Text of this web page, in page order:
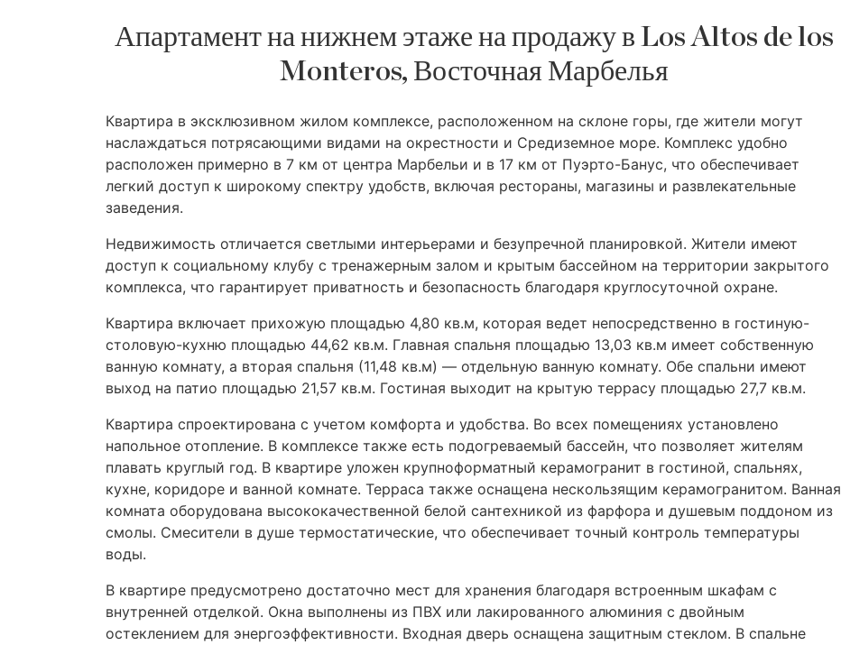
Апартамент на нижнем этаже на продажу в Los Altos de los
Monteros, Восточная Марбелья
Квартира в эксклюзивном жилом комплексе, расположенном на склоне горы, где жители могут
наслаждаться потрясающими видами на окрестности и Средиземное море. Комплекс удобно
расположен примерно в 7 км от центра Марбельи и в 17 км от Пуэрто-Банус, что обеспечивает
легкий доступ к широкому спектру удобств, включая рестораны, магазины и развлекательные
заведения.
Недвижимость отличается светлыми интерьерами и безупречной планировкой. Жители имеют
доступ к социальному клубу с тренажерным залом и крытым бассейном на территории закрытого
комплекса, что гарантирует приватность и безопасность благодаря круглосуточной охране.
Квартира включает прихожую площадью 4,80 кв.м, которая ведет непосредственно в гостиную-
столовую-кухню площадью 44,62 кв.м. Главная спальня площадью 13,03 кв.м имеет собственную
ванную комнату, а вторая спальня (11,48 кв.м) — отдельную ванную комнату. Обе спальни имеют
выход на патио площадью 21,57 кв.м. Гостиная выходит на крытую террасу площадью 27,7 кв.м.
Квартира спроектирована с учетом комфорта и удобства. Во всех помещениях установлено
напольное отопление. В комплексе также есть подогреваемый бассейн, что позволяет жителям
плавать круглый год. В квартире уложен крупноформатный керамогранит в гостиной, спальнях,
кухне, коридоре и ванной комнате. Терраса также оснащена нескользящим керамогранитом. Ванная
комната оборудована высококачественной белой сантехникой из фарфора и душевым поддоном из
смолы. Смесители в душе термостатические, что обеспечивает точный контроль температуры
воды.
В квартире предусмотрено достаточно мест для хранения благодаря встроенным шкафам с
внутренней отделкой. Окна выполнены из ПВХ или лакированного алюминия с двойным
остеклением для энергоэффективности. Входная дверь оснащена защитным стеклом. В спальне